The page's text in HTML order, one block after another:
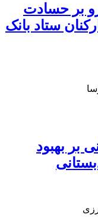
بر حسادت
ستاد بانک
بر بهبود